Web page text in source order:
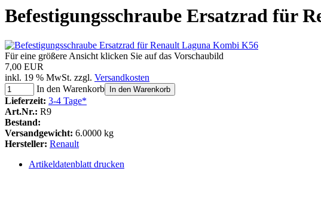
Befestigungsschraube Ersatzrad für
Für eine größere Ansicht klicken Sie auf das Vorschaubild
7,00 EUR
inkl. 19 % MwSt. zzgl. Versandkosten
In den Warenkorb
In den Warenkorb
Lieferzeit: 3-4 Tage*
Art.Nr.: R9
Bestand:
Versandgewicht: 6.0000 kg
Hersteller: Renault
Artikeldatenblatt drucken